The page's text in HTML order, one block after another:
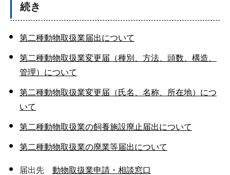
続き
第二種動物取扱業届出について
第二種動物取扱業変更届（種別、方法、頭数、構造、
管理）について
第二種動物取扱業変更届（氏名、名称、所在地）につ
いて
第二種動物取扱業の飼養施設廃止届出について
第二種動物取扱業の廃業等届出について
届出先 動物取扱業申請・相談窓口